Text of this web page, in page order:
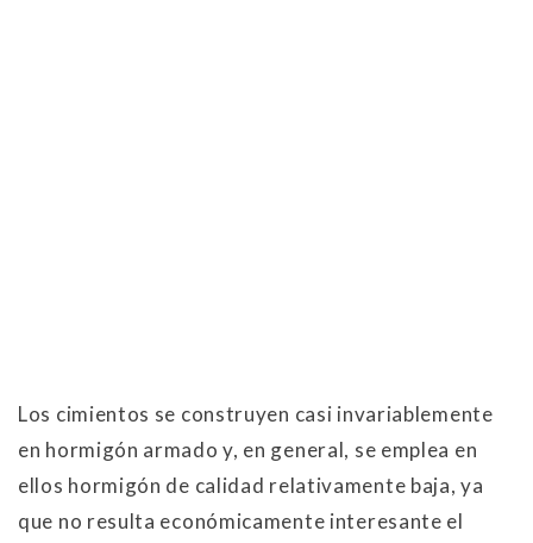
Los cimientos se construyen casi invariablemente
en hormigón armado y, en general, se emplea en
ellos hormigón de calidad relativamente baja, ya
que no resulta económicamente interesante el